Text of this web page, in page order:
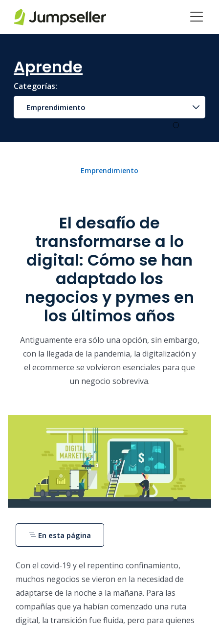
Aprende
Categorías:
Emprendimiento
Emprendimiento
El desafío de
transformarse a lo
digital: Cómo se han
adaptado los
negocios y pymes en
los últimos años
Antiguamente era sólo una opción, sin embargo,
con la llegada de la pandemia, la digitalización y
el ecommerce se volvieron esenciales para que
un negocio sobreviva.
Con el covid-19 y el repentino confinamiento,
muchos negocios se vieron en la necesidad de
adaptarse de la noche a la mañana. Para las
compañías que ya habían comenzado una ruta
digital, la transición fue fluida, pero para quienes
En esta página